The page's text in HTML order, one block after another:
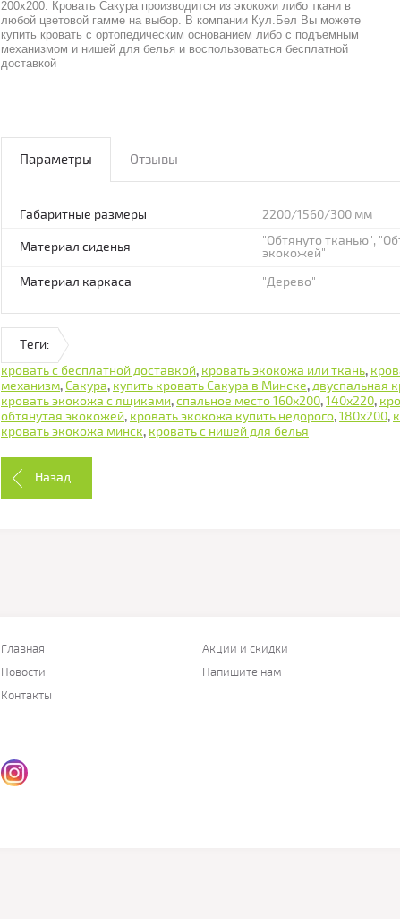
200х200. Кровать Cакура производится из экокожи либо ткани в
любой цветовой гамме на выбор. В компании Кул.Бел Вы можете
купить кровать с ортопедическим основанием либо с подъемным
механизмом и нишей для белья и воспользоваться бесплатной
доставкой
Параметры Отзывы
Габаритные размеры 2200/1560/300 мм
Материал сиденья
"Обтянуто тканью",
экокожей"
Материал каркаса
"Дерево"
Теги:
кровать с бесплатной доставкой, кровать экокожа или ткань,
механизм,Сакура, купить кровать Сакура в Минске,двуспальная
кровать экокожа с ящиками,спальное место 160х200,140х220,
обтянутая экокожей, кровать экокожа купить недорого,180х200,
кровать экокожа минск, кровать с нишей для белья
Назад
Главная
Акции и скидки
Новости
Напишите нам
Контакты